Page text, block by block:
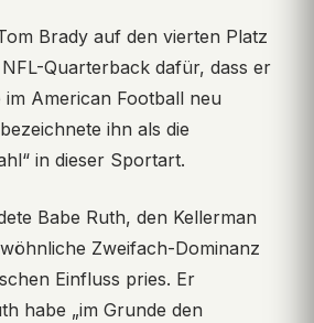
Brady auf den vierten Platz
Quarterback dafür, dass er
im American Football neu
ihn als die
in dieser Sportart.
Babe Ruth, den Kellerman
Zweifach-Dominanz
Einfluss pries. Er
habe „im Grunde den